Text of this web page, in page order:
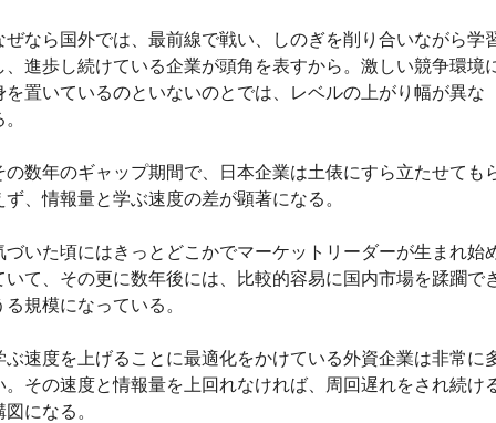
ぜなら国外では、最前線で戦い、しのぎを削り合いながら学
、進歩し続けている企業が頭角を表すから。激しい競争環境
を置いているのといないのとでは、レベルの上がり幅が異な
の数年のギャップ期間で、日本企業は土俵にすら立たせても
ず、情報量と学ぶ速度の差が顕著になる。
づいた頃にはきっとどこかでマーケットリーダーが生まれ始
いて、その更に数年後には、比較的容易に国内市場を蹂躙で
る規模になっている。
ぶ速度を上げることに最適化をかけている外資企業は非常に
。その速度と情報量を上回れなければ、周回遅れをされ続け
図になる。